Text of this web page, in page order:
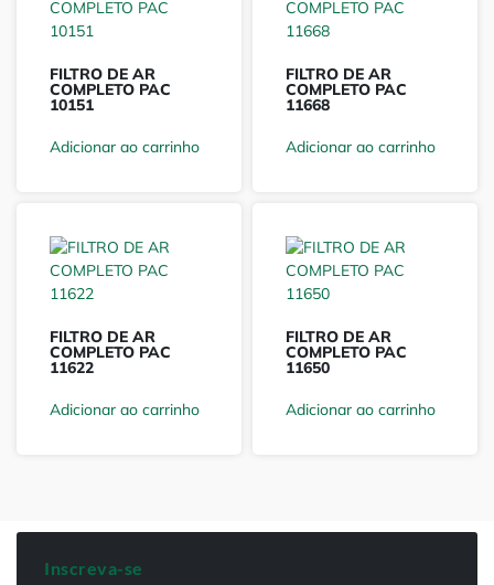
FILTRO DE AR
COMPLETO PAC
10151
Adicionar ao carrinho
FILTRO DE AR
COMPLETO PAC
11668
Adicionar ao carrinho
FILTRO DE AR
COMPLETO PAC
11622
Adicionar ao carrinho
FILTRO DE AR
COMPLETO PAC
11650
Adicionar ao carrinho
Inscreva-se